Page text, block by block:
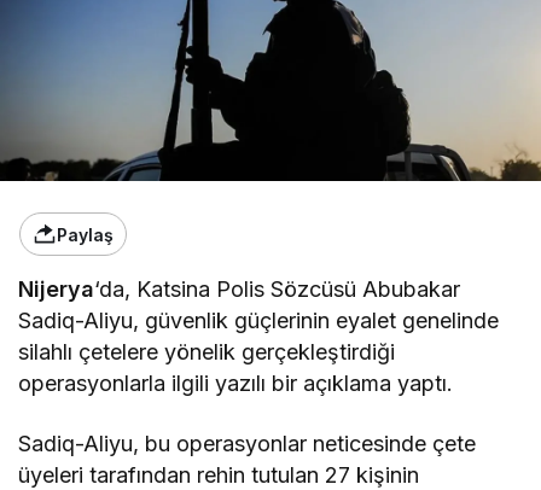
Paylaş
Nijerya‘da, Katsina Polis Sözcüsü Abubakar
Sadiq-Aliyu, güvenlik güçlerinin eyalet genelinde
silahlı çetelere yönelik gerçekleştirdiği
operasyonlarla ilgili yazılı bir açıklama yaptı.
Sadiq-Aliyu, bu operasyonlar neticesinde çete
üyeleri tarafından rehin tutulan 27 kişinin